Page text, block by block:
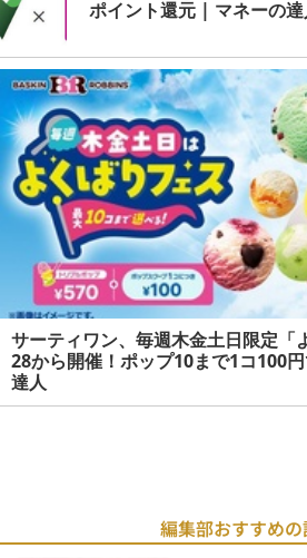
ポイント還元 | マネーの
サーティワン、毎週木金土日限定「
28から開催！ポップ10まで1コ100
達人
編集部おすすめ